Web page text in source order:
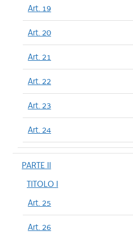
Art. 19
Art. 20
Art. 21
Art. 22
Art. 23
Art. 24
PARTE II
TITOLO I
Art. 25
Art. 26